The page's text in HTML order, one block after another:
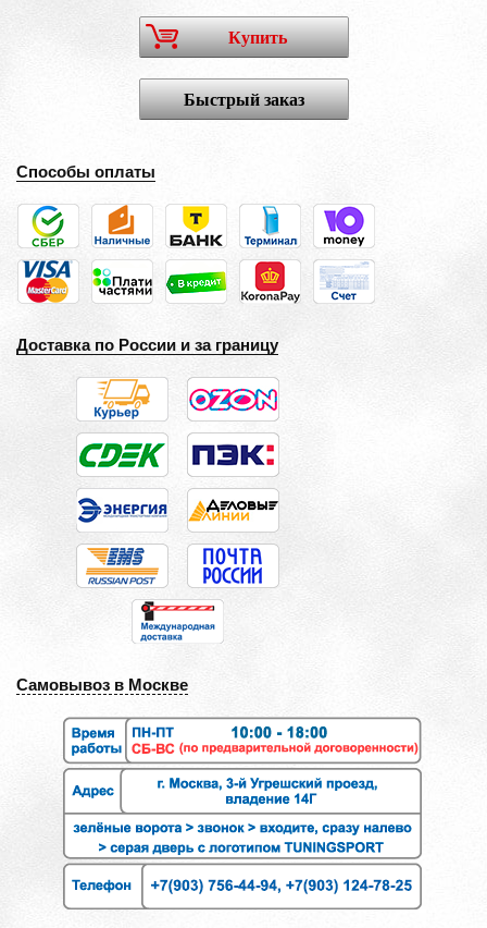
Купить
Быстрый заказ
Способы оплаты
Доставка по России и за границу
Самовывоз в Москве